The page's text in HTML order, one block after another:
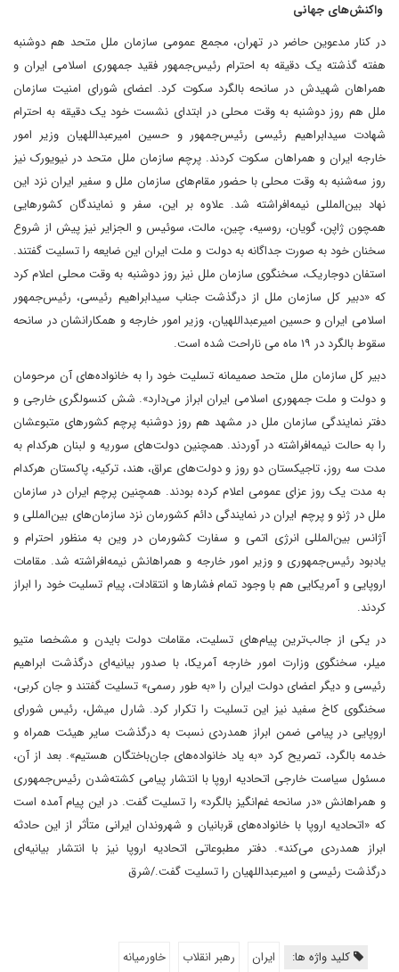
واکنش‌های جهانی
در کنار مدعوین حاضر در تهران، مجمع عمومی سازمان ملل متحد هم دوشنبه
هفته گذشته یک دقیقه به احترام رئیس‌جمهور فقید جمهوری اسلامی ایران و
همراهان شهیدش در سانحه بالگرد سکوت کرد. اعضای شورای امنیت سازمان
ملل هم روز دوشنبه به وقت محلی در ابتدای نشست خود یک دقیقه به احترام
شهادت سیدابراهیم رئیسی رئیس‌جمهور و حسین امیرعبداللهیان وزیر امور
خارجه ایران و همراهان سکوت کردند. پرچم سازمان ملل متحد در نیویورک نیز
روز سه‌شنبه به وقت محلی با حضور مقام‌های سازمان ملل و سفیر ایران نزد این
نهاد بین‌المللی نیمه‌افراشته شد. علاوه بر این، سفر و نمایندگان کشورهایی
همچون ژاپن، گویان، روسیه، چین، مالت، سوئیس و الجزایر نیز پیش از شروع
سخنان خود به صورت جداگانه به دولت و ملت ایران این ضایعه را تسلیت گفتند.
استفان دوجاریک، سخنگوی سازمان ملل نیز روز دوشنبه به وقت محلی اعلام کرد
که «دبیر کل سازمان ملل از درگذشت جناب سیدابراهیم رئیسی، رئیس‌جمهور
اسلامی ایران و حسین امیرعبداللهیان، وزیر امور خارجه و همکارانشان در سانحه
سقوط بالگرد در ۱۹ ماه می ناراحت شده است.
دبیر کل سازمان ملل متحد صمیمانه تسلیت خود را به خانواده‌های آن مرحومان
و دولت و ملت جمهوری اسلامی ایران ابراز می‌دارد». شش کنسولگری خارجی و
دفتر نمایندگی سازمان ملل در مشهد هم روز دوشنبه پرچم کشورهای متبوعشان
را به حالت نیمه‌افراشته در آوردند. همچنین دولت‌های سوریه و لبنان هرکدام به
مدت سه روز، تاجیکستان دو روز و دولت‌های عراق، هند، ترکیه، پاکستان هرکدام
به مدت یک روز عزای عمومی اعلام کرده بودند. همچنین پرچم ایران در سازمان
ملل در ژنو و پرچم ایران در نمایندگی دائم کشورمان نزد سازمان‌های بین‌المللی و
آژانس بین‌المللی انرژی اتمی و سفارت کشورمان در وین به منظور احترام و
یادبود رئیس‌جمهوری و وزیر امور خارجه و همراهانش نیمه‌افراشته شد. مقامات
اروپایی و آمریکایی هم با وجود تمام فشارها و انتقادات، پیام تسلیت خود را ابراز
کردند.
در یکی از جالب‌ترین پیام‌های تسلیت، مقامات دولت بایدن و مشخصا متیو
میلر، سخنگوی وزارت امور خارجه آمریکا، با صدور بیانیه‌ای درگذشت ابراهیم
رئیسی و دیگر اعضای دولت ایران را «به طور رسمی» تسلیت گفتند و جان کربی،
سخنگوی کاخ سفید نیز این تسلیت را تکرار کرد. شارل میشل، رئیس شورای
اروپایی در پیامی ضمن ابراز همدردی نسبت به درگذشت سایر هیئت همراه و
خدمه بالگرد، تصریح کرد «به یاد خانواده‌های جان‌باختگان هستیم». بعد از آن،
مسئول سیاست خارجی اتحادیه اروپا با انتشار پیامی کشته‌شدن رئیس‌جمهوری
و همراهانش «در سانحه غم‌انگیز بالگرد» را تسلیت گفت. در این پیام آمده است
که «اتحادیه اروپا با خانواده‌های قربانیان و شهروندان ایرانی متأثر از این حادثه
ابراز همدردی می‌کند». دفتر مطبوعاتی اتحادیه اروپا نیز با انتشار بیانیه‌ای
درگذشت رئیسی و امیرعبداللهیان را تسلیت گفت./شرق
کلید واژه ها: ایران رهبر انقلاب
خاورمیانه